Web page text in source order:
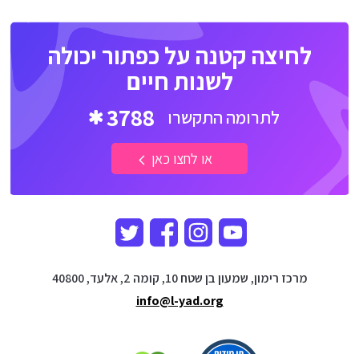
לחיצה קטנה על כפתור יכולה
לשנות חיים
לתרומה התקשרו 3788
או לחצו כאן
מרכז רימון, שמעון בן שטח 10, קומה 2, אלעד, 40800
info@l-yad.org